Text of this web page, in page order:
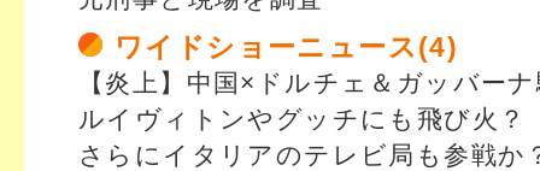
ワイドショーニュース(4)
【炎上】中国×ドルチェ＆ガッバー
ルイヴィトンやグッチにも飛び火？
さらにイタリアのテレビ局も参戦か